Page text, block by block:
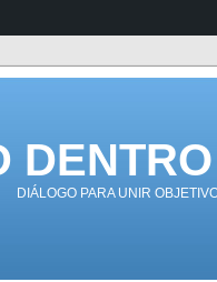
DIÁLOGO PARA UNIR